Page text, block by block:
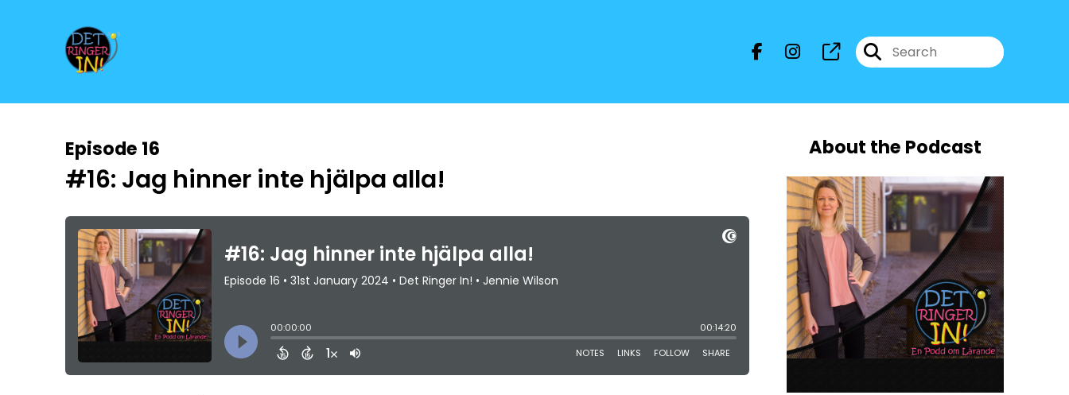
Episode 16
#16: Jag hinner inte hjälpa alla!
About the Podcast